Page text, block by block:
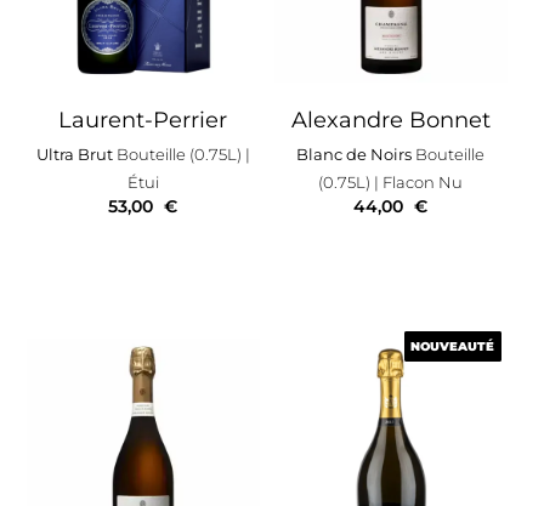
Laurent-Perrier
Ultra Brut Bouteille (0.75L) |
Étui
53,00 €
Alexandre Bonnet
Blanc de Noirs Bouteille
(0.75L) | Flacon Nu
44,00 €
NOUVEAUTÉ
NOUVEAUTÉ